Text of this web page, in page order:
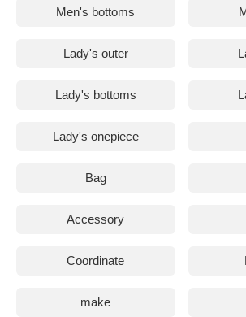
Men's bottoms
Lady's outer
Lady's bottoms
Lady's onepiece
Bag
Accessory
Coordinate
make